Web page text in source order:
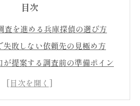
目次
査を進める兵庫探偵の選び方
失敗しない依頼先の見極め方
が提案する調査前の準備ポイン